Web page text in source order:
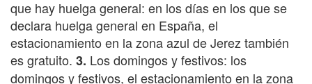
que hay huelga general: en los días en los que se
declara huelga general en España, el
estacionamiento en la zona azul de Jerez también
es gratuito. 3. Los domingos y festivos: los
domingos y festivos, el estacionamiento en la zona